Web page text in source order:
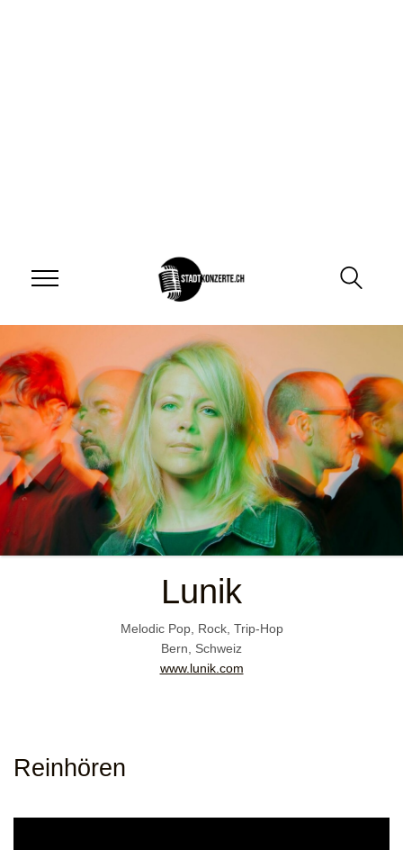
Lunik
Melodic Pop, Rock, Trip-Hop
Bern, Schweiz
www.lunik.com
Reinhören